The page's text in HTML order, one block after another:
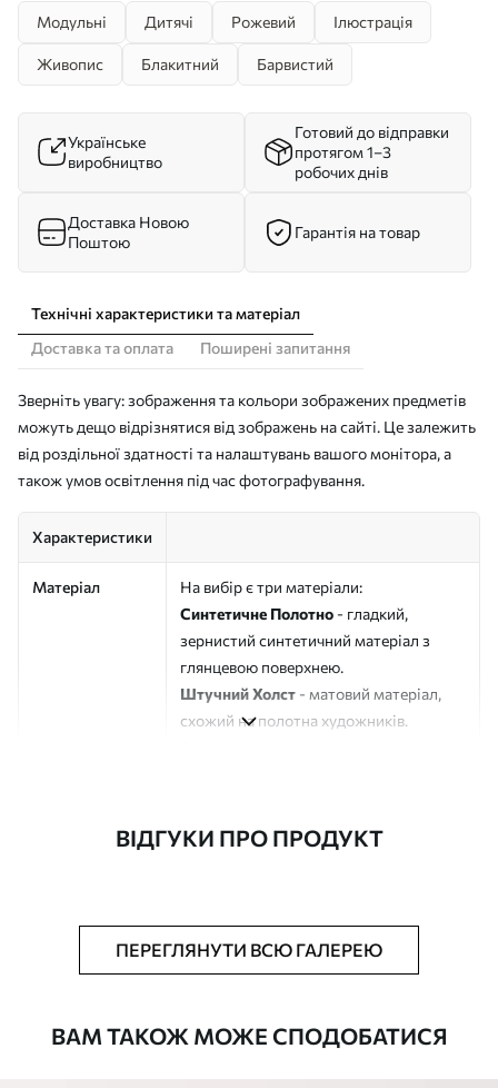
Модульні Дитячі Рожевий Ілюстрація
Живопис Блакитний Барвистий
Українське
виробництво
Готовий до відправки
протягом 1–3
робочих днів
Доставка Новою
Поштою
Гарантія на товар
Технічні характеристики та матеріал
Доставка та оплата
Поширені запитання
Зверніть увагу: зображення та кольори зображених предметів
можуть дещо відрізнятися від зображень на сайті. Це залежить
від роздільної здатності та налаштувань вашого монітора, а
також умов освітлення під час фотографування.
Характеристики
Матеріал
На вибір є три матеріали:
Синтетичне Полотно - гладкий,
зернистий синтетичний матеріал з
глянцевою поверхнею.
Штучний Холст - матовий матеріал,
схожий на полотна художників.
Додатково Можна додати лакове покриття.
ВІДГУКИ ПРО ПРОДУКТ
ПЕРЕГЛЯНУТИ ВСЮ ГАЛЕРЕЮ
ВАМ ТАКОЖ МОЖЕ СПОДОБАТИСЯ